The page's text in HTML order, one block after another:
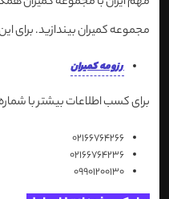
مجموعه کمیران بیندازید. برای
رزومه کمیران
برای کسب اطلاعات بیشتر با
02166764266
02166764236
09901200130